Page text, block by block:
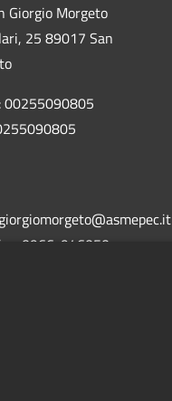
Giorgio Morgeto
25 89017 San
00255090805
0966-946050